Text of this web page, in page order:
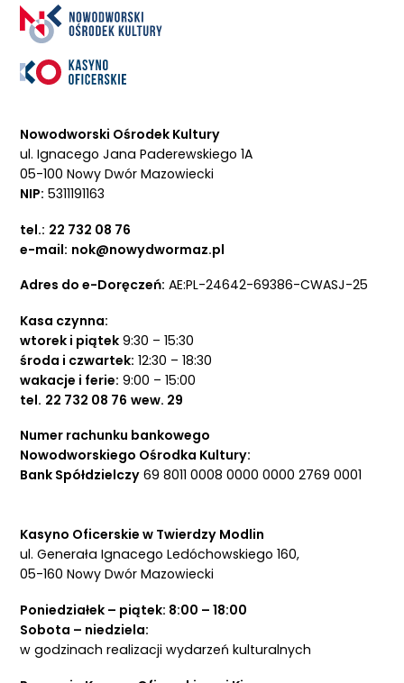
Nowodworski Ośrodek Kultury
ul. Ignacego Jana Paderewskiego 1A
05-100 Nowy Dwór Mazowiecki
NIP: 5311191163
tel.: 22 732 08 76
e-mail: nok@nowydwormaz.pl
Adres do e-Doręczeń: AE:PL-24642-69386-CWASJ-25
Kasa czynna:
wtorek i piątek9:30 – 15:30
środa i czwartek: 12:30 – 18:30
wakacje i ferie: 9:00 – 15:00
tel. 22 732 08 76 wew. 29
Numer rachunku bankowego
Nowodworskiego Ośrodka Kultury:
Bank Spółdzielczy69 8011 0008 0000 0000 2769 0001
Kasyno Oficerskie w Twierdzy Modlin
ul. Generała Ignacego Ledóchowskiego 160,
05-160 Nowy Dwór Mazowiecki
Poniedziałek – piątek: 8:00 – 18:00
Sobota – niedziela:
w godzinach realizacji wydarzeń kulturalnych